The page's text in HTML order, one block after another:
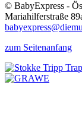
© BabyExpress -
Mariahilferstraße
zum Seitenanfang